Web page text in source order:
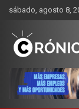
Saltar
contenido
sábado, agosto 8,